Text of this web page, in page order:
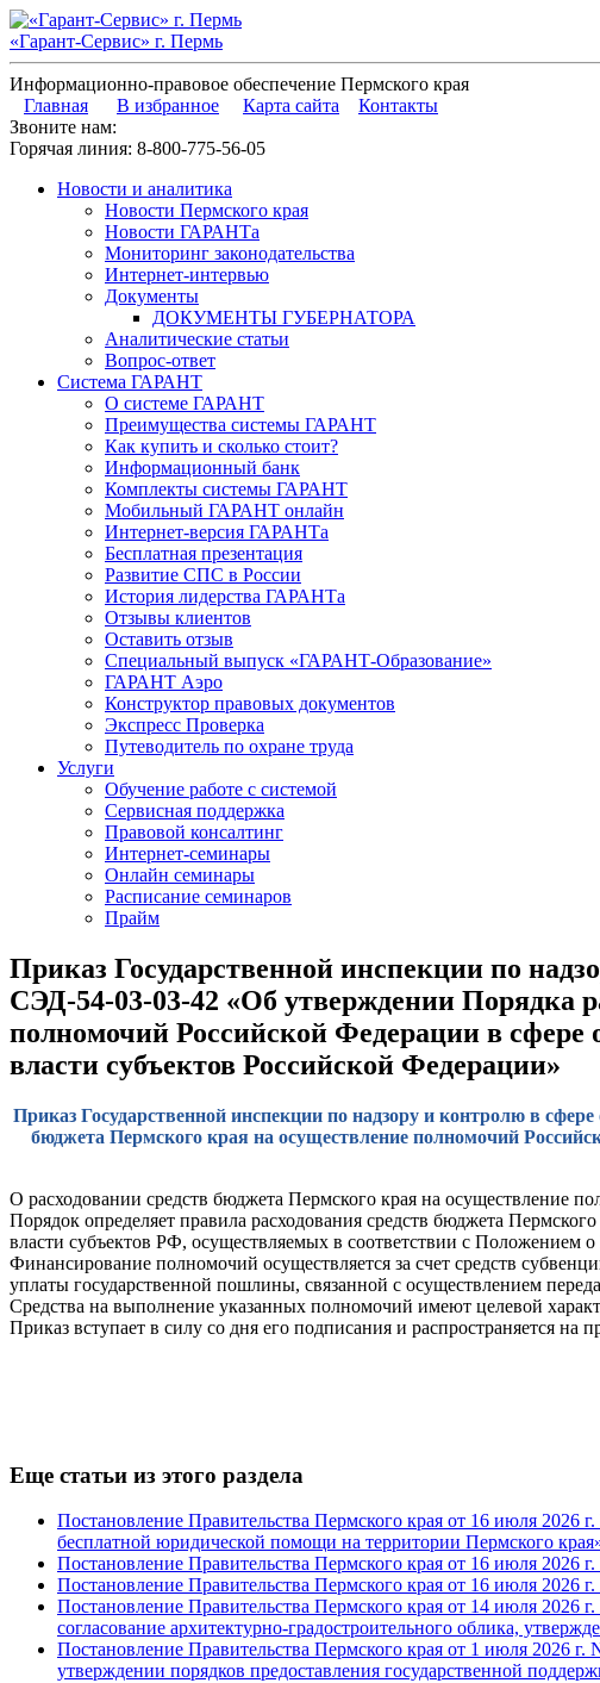
«Гарант-Сервис» г. Пермь
Информационно-правовое обеспечение Пермского края
Главная
В избранное Карта сайта
Контакты
Звоните нам:
Горячая линия: 8-800-775-56-05
Новости и аналитика
Новости Пермского края
Новости ГАРАНТа
Мониторинг законодательства
Интернет-интервью
Документы
ДОКУМЕНТЫ ГУБЕРНАТОРА
Аналитические статьи
Вопрос-ответ
Система ГАРАНТ
О системе ГАРАНТ
Преимущества системы ГАРАНТ
Как купить и сколько стоит?
Информационный банк
Комплекты системы ГАРАНТ
Мобильный ГАРАНТ онлайн
Интернет-версия ГАРАНТа
Бесплатная презентация
Развитие СПС в России
История лидерства ГАРАНТа
Отзывы клиентов
Оставить отзыв
Специальный выпуск «ГАРАНТ-Образование»
ГАРАНТ Аэро
Конструктор правовых документов
Экспресс Проверка
Путеводитель по охране труда
Услуги
Обучение работе с системой
Сервисная поддержка
Правовой консалтинг
Интернет-семинары
Онлайн семинары
Расписание семинаров
Прайм
Приказ Государственной инспекции по
СЭД-54-03-03-42 «Об утверждении Порядка
полномочий Российской Федерации в сфере
власти субъектов Российской Федерации»
Приказ Государственной инспекции по надзору и контролю в
бюджета Пермского края на осуществление полномочий
О расходовании средств бюджета Пермского края на осуществление
Порядок определяет правила расходования средств бюджета
власти субъектов РФ, осуществляемых в соответствии с Положением
Финансирование полномочий осуществляется за счет средств
уплаты государственной пошлины, связанной с осуществлением
Средства на выполнение указанных полномочий имеют целевой
Приказ вступает в силу со дня его подписания и распространяется на
Еще статьи из этого раздела
Постановление Правительства Пермского края от 16 июля 2026
бесплатной юридической помощи на территории Пермского
Постановление Правительства Пермского края от 16 июля 2026
Постановление Правительства Пермского края от 16 июля 2026
Постановление Правительства Пермского края от 14 июля 2026
согласование архитектурно-градостроительного облика,
Постановление Правительства Пермского края от 1 июля 2026
утверждении порядков предоставления государственной